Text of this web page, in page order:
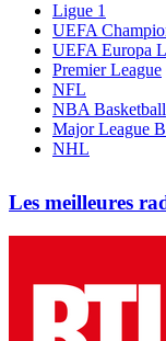
Ligue 1
UEFA
UEFA Europa
Premier League
NFL
NBA Basketball
Major League
NHL
Les meilleures